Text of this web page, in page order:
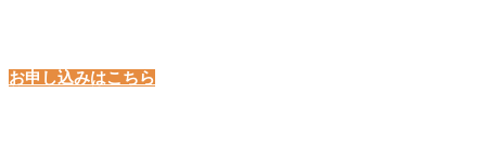
お申し込みはこちら